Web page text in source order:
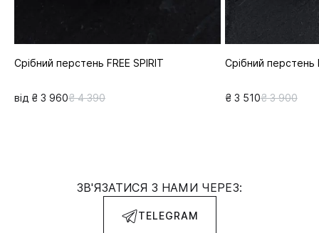
Срібний перстень FREE SPIRIT
від ₴ 3 960₴ 4 390
Срібний перстень
₴ 3 510₴ 3 900
ЗВ'ЯЗАТИСЯ З НАМИ ЧЕРЕЗ:
TELEGRAM